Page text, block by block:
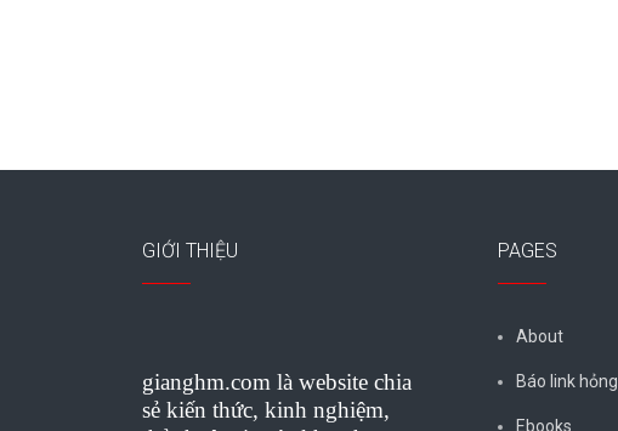
GIỚI THIỆU
gianghm.com là website chia
sẻ kiến thức, kinh nghiệm,
PAGES
About
Báo link hỏng
Ebooks